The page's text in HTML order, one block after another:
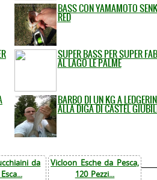
BASS CON YAMAMOTO
RED
SUPER BASS PER SUPER
AL LAGO LE PALME
BARBO DI UN KG A
ALLA DIGA DI CASTEL
da
Vicloon Esche da Pesca,
120 Pezzi...